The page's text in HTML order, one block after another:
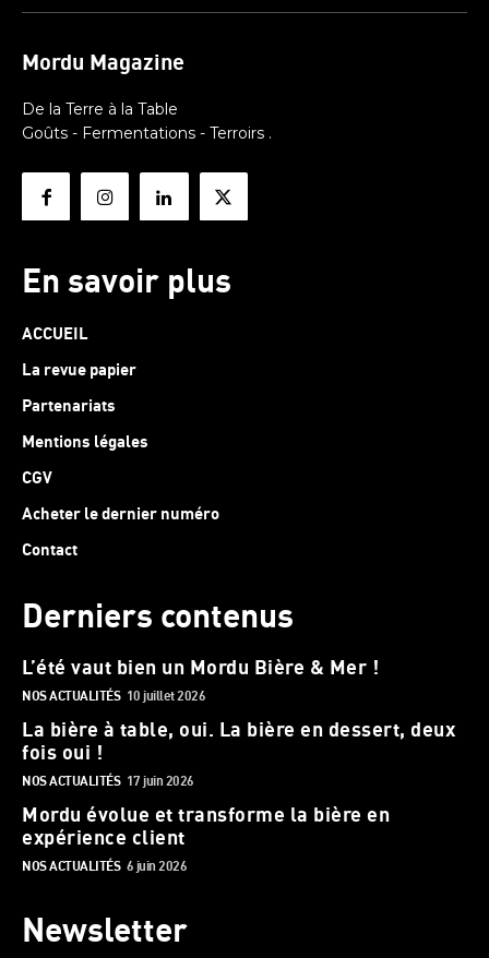
Mordu Magazine
De la Terre à la Table
Goûts - Fermentations - Terroirs .
En savoir plus
ACCUEIL
La revue papier
Partenariats
Mentions légales
CGV
Acheter le dernier numéro
Contact
Derniers contenus
L’été vaut bien un Mordu Bière & Mer !
NOS ACTUALITÉS 10 juillet 2026
La bière à table, oui. La bière en dessert, deux
fois oui !
NOS ACTUALITÉS 17 juin 2026
Mordu évolue et transforme la bière en
expérience client
NOS ACTUALITÉS 6 juin 2026
Newsletter